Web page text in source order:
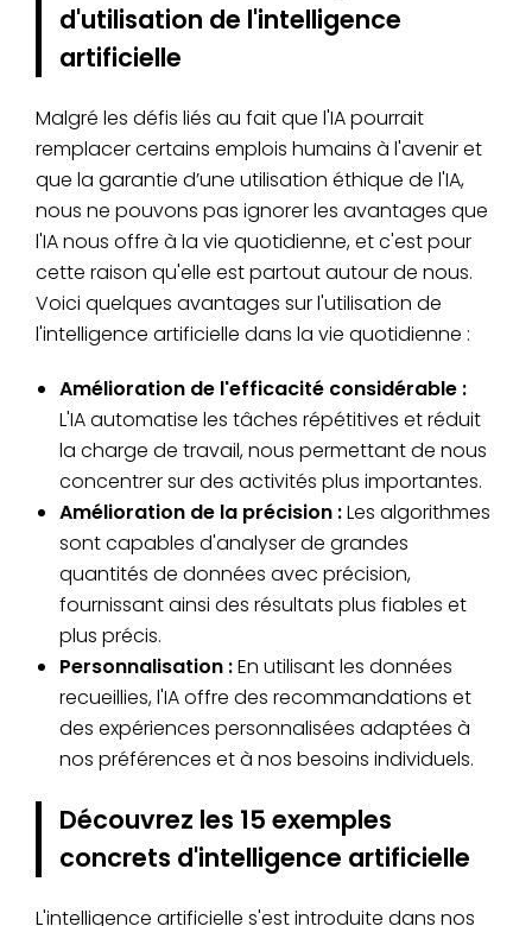
d'utilisation de l'intelligence
artificielle
Malgré les défis liés au fait que l'IA pourrait
remplacer certains emplois humains à l'avenir et
que la garantie d’une utilisation éthique de l'IA,
nous ne pouvons pas ignorer les avantages que
l'IA nous offre à la vie quotidienne, et c'est pour
cette raison qu'elle est partout autour de nous.
Voici quelques avantages sur l'utilisation de
l'intelligence artificielle dans la vie quotidienne :
Amélioration de l'efficacité considérable :
L'IA automatise les tâches répétitives et réduit
la charge de travail, nous permettant de nous
concentrer sur des activités plus importantes.
Amélioration de la précision :Les algorithmes
sont capables d'analyser de grandes
quantités de données avec précision,
fournissant ainsi des résultats plus fiables et
plus précis.
Personnalisation :En utilisant les données
recueillies, l'IA offre des recommandations et
des expériences personnalisées adaptées à
nos préférences et à nos besoins individuels.
Découvrez les 15 exemples
concrets d'intelligence artificielle
L'intelligence artificielle s'est introduite dans nos